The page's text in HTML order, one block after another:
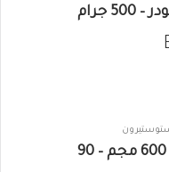
جرام
بريمافورس تركستيرون 600 مجم – 90